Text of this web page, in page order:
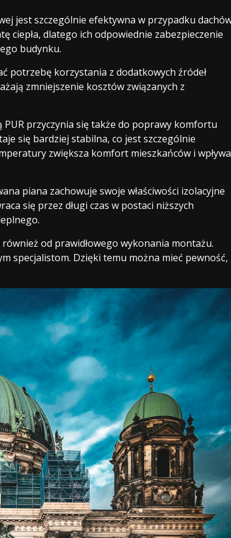
jest szczególnie efektywna w przypadku
ciepła, dlatego ich odpowiednie zabezpieczenie
budynku.
potrzebę korzystania z dodatkowych źródeł
zmniejszenie kosztów związanych z
przyczynia się także do poprawy komfortu
się bardziej stabilna, co jest szczególnie
zwiększa komfort mieszkańców i wpływa
piana zachowuje swoje właściwości izolacyjne
się przez długi czas w postaci niższych
od prawidłowego wykonania montażu.
specjalistom. Dzięki temu można mieć pewność,